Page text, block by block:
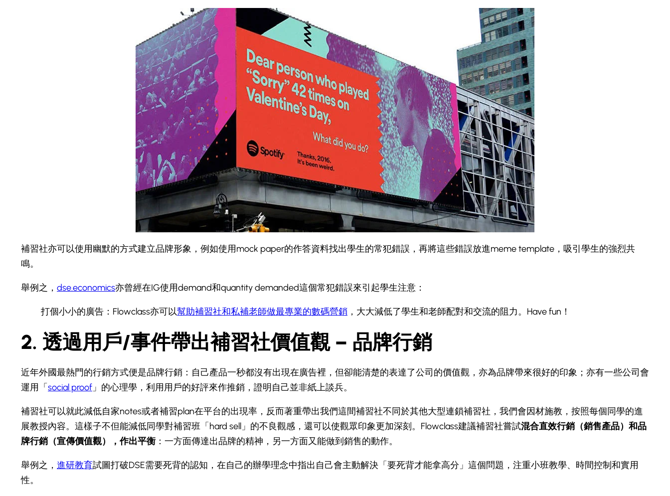
補習社亦可以使用幽默的方式建立品牌形象，例如使用mock paper的作答資料找出學生的常犯錯誤，再將這些錯誤放進meme template，吸引學生的強烈共
鳴。
舉例之， dse.economics亦曾經在IG使用demand和quantity demanded這個常犯錯誤來引起學生注意：
打個小小的廣告：Flowclass亦可以幫助補習社和私補老師做最專業的數碼營銷 ，大大減低了學生和老師配對和交流的阻力。Have fun！
2. 透過用戶/事件帶出補習社價值觀 – 品牌行銷
近年外國最熱門的行銷方式便是品牌行銷：自己產品一秒都沒有出現在廣告裡，但卻能清楚的表達了公司的價值觀，亦為品牌帶來很好的印象；亦有一些公司會
運用「 social proof 」的心理學，利用用戶的好評來作推銷，證明自己並非紙上談兵。
補習社可以就此減低自家notes或者補習plan在平台的出現率，反而著重帶出我們這間補習社不同於其他大型連鎖補習社，我們會因材施教，按照每個同學的進
展教授內容。這樣子不但能減低同學對補習班「hard sell」的不良觀感，還可以使觀眾印象更加深刻。Flowclass建議補習社嘗試混合直效行銷（銷售產品）和品
牌行銷（宣傳價值觀），作出平衡：一方面傳達出品牌的精神，另一方面又能做到銷售的動作。
舉例之， 進研教育試圖打破DSE需要死背的認知，在自己的辦學理念中指出自己會主動解決「要死背才能拿高分」這個問題，注重小班教學、時間控制和實用
性。